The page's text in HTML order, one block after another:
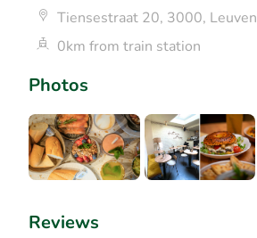
Photos
Reviews
Tiensestraat 20, 3000, Leuven
0km from train station